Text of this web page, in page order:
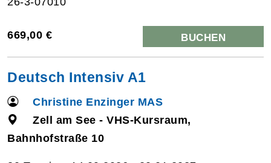
669,00 € BUCHEN
Deutsch Intensiv A1
Christine Enzinger MAS
Zell am See - VHS-Kursraum,
Bahnhofstraße 10